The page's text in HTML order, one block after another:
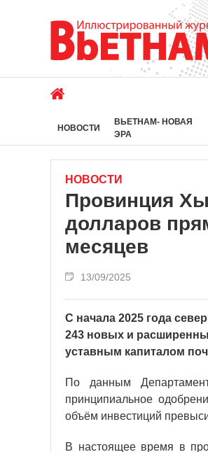
НОВОСТИ
ВЬЕТНАМ- НОВАЯ
ЭРА
НОВОСТИ
Провинция
долларов
месяцев
13/09/2025
С начала 2025 года
243 новых и
уставным капиталом
По данным
принципиальное
объём инвестиций
В настоящее время в